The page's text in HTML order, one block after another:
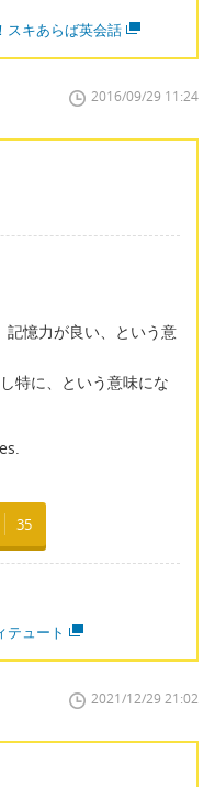
スキあらば英会話
2016/09/29 11:24
憶力が良い、という意
特に、という意味にな
35
テュート
2021/12/29 21:02